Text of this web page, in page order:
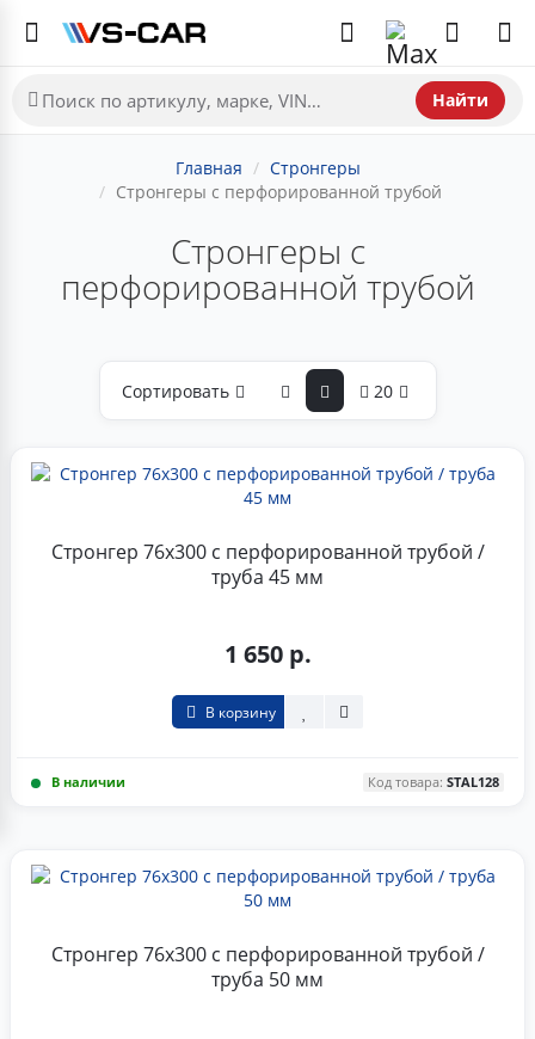
Найти
Главная
Стронгеры
Стронгеры с перфорированной трубой
Стронгеры с
перфорированной трубой
Сортировать 20
Стронгер 76x300 с перфорированной трубой /
труба 45 мм
1 650 р.
В корзину
В наличии Код товара: STAL128
Стронгер 76x300 с перфорированной трубой /
труба 50 мм